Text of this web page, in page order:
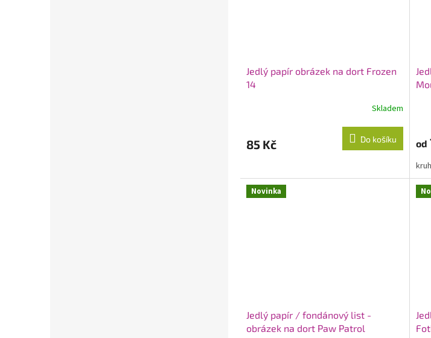
Jedlý papír obrázek na dort Frozen
14
Skladem
85 Kč Do košíku od
Novinka
Jedlý papír / fondánový list -
obrázek na dort Paw Patrol